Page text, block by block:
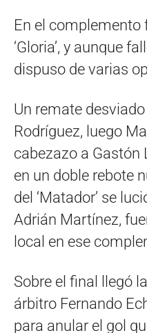
En el
‘Gloria’, y aunque
dispuso de varias
Un remate
Rodríguez, luego
cabezazo a Gastón
en un doble rebote
del ‘Matador’ se
Adrián Martínez,
local en ese
Sobre el final llegó
árbitro Fernando
para anular el gol